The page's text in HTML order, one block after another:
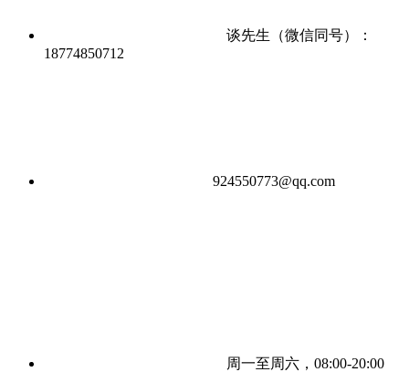
谈先生（微信同号）：
18774850712
924550773@qq.com
周一至周六，08:00-20:00